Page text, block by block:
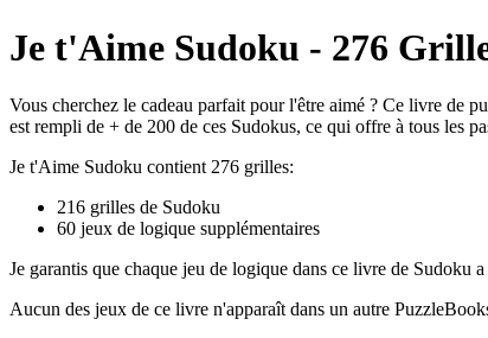
Je t'Aime Sudoku - 276
Vous cherchez le cadeau parfait pour l'être aimé ? Ce livre de
est rempli de + de 200 de ces Sudokus, ce qui offre à tous les
Je t'Aime Sudoku contient 276 grilles:
216 grilles de Sudoku
60 jeux de logique supplémentaires
Je garantis que chaque jeu de logique dans ce livre de Sudoku
Aucun des jeux de ce livre n'apparaît dans un autre